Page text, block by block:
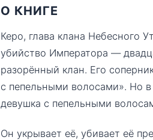
О КНИГЕ
Керо, глава клана Небесного
убийство Императора —
разорённый клан. Его
с пепельными волосами». Но
девушка с пепельными
Он укрывает её, убивает её